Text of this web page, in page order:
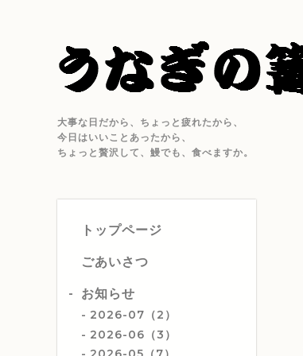
大事な日だから、ちょっと疲れたから、
今日はいいことあったから、
ちょっと贅沢して、鰻でも、食べますか。
トップページ
ごあいさつ
お知らせ
2026-07（2）
2026-06（3）